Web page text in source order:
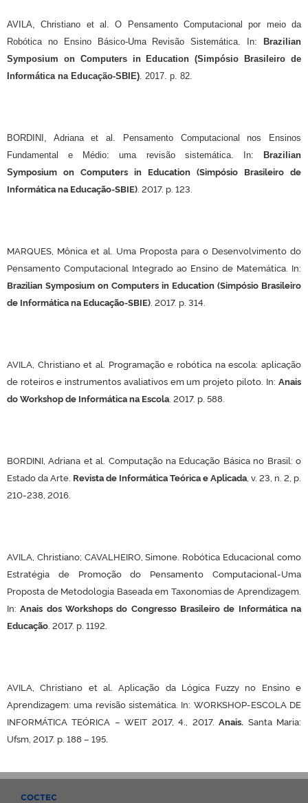
AVILA, Christiano et al. O Pensamento Computacional por meio da
Robótica no Ensino Básico-Uma Revisão Sistemática. In:
Brazilian
Symposium on Computers in Education (Simpósio Brasileiro de
Informática na Educação-SBIE). 2017. p. 82.
BORDINI, Adriana et al. Pensamento Computacional nos Ensinos
Fundamental e Médio: uma revisão sistemática. In:
Brazilian
Symposium on Computers in Education (Simpósio Brasileiro de
Informática na Educação-SBIE) . 2017. p. 123.
MARQUES, Mônica et al. Uma Proposta para o Desenvolvimento do
Pensamento Computacional Integrado ao Ensino de Matemática. In:
Brazilian Symposium on Computers in Education (Simpósio Brasileiro
de Informática na Educação-SBIE) . 2017. p. 314.
AVILA, Christiano et al. Programação e robótica na escola: aplicação
de roteiros e instrumentos avaliativos em um projeto piloto. In: Anais
do Workshop de Informática na Escola . 2017. p. 588.
BORDINI, Adriana et al. Computação na Educação Básica no Brasil: o
Estado da Arte. Revista de Informática Teórica e Aplicada , v. 23, n. 2, p.
210-238, 2016.
AVILA, Christiano; CAVALHEIRO, Simone. Robótica Educacional como
Estratégia de Promoção do Pensamento Computacional-Uma
Proposta de Metodologia Baseada em Taxonomias de Aprendizagem.
In:Anais dos Workshops do Congresso Brasileiro de Informática na
Educação . 2017. p. 1192.
AVILA, Christiano et al. Aplicação da Lógica Fuzzy no Ensino e
Aprendizagem: uma revisão sistemática. In: WORKSHOP-ESCOLA DE
INFORMÁTICA TEÓRICA – WEIT 2017, 4., 2017.Anais. Santa Maria:
Ufsm, 2017. p. 188 – 195.
COCTEC